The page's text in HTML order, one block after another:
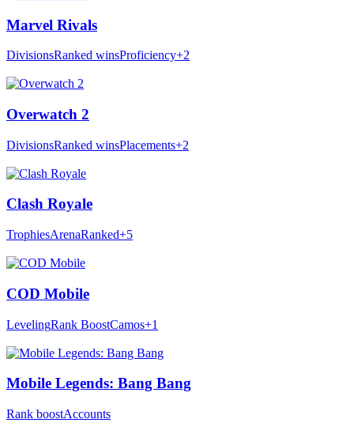
Marvel Rivals
DivisionsRanked winsProficiency+2
Overwatch 2
DivisionsRanked winsPlacements+2
Clash Royale
TrophiesArenaRanked+5
COD Mobile
LevelingRank BoostCamos+1
Mobile Legends: Bang Bang
Rank boostAccounts